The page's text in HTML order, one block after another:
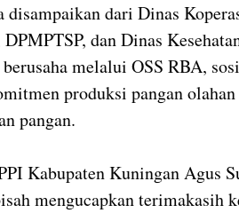
dari Dinas
dan Dinas
melalui OSS RBA,
produksi pangan
pangan.
Kabupaten Kuningan Agus
mengucapkan terimakasih